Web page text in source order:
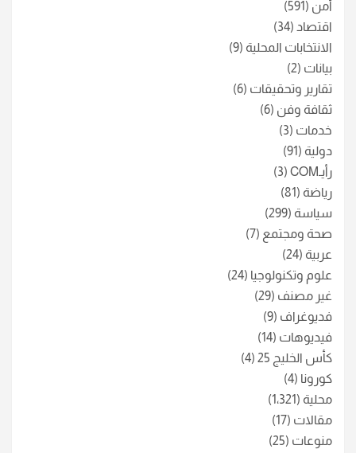
أمن (591)
اقتصاد (34)
الانتخابات المحلية (9)
بيانات (2)
تقارير وتحقيقات (6)
ثقافة وفن (6)
خدمات (3)
دولية (91)
رأيـCOM
(3)
رياضة (81)
سياسة (299)
صحة ومجتمع (7)
عربية (24)
علوم وتكنولوجيا (24)
غير مصنف (29)
فديوغراف (9)
فيديوهات (14)
كأس الخليج 25
(4)
كورونا (4)
محلية (1٬321)
مقالات (17)
منوعات (25)